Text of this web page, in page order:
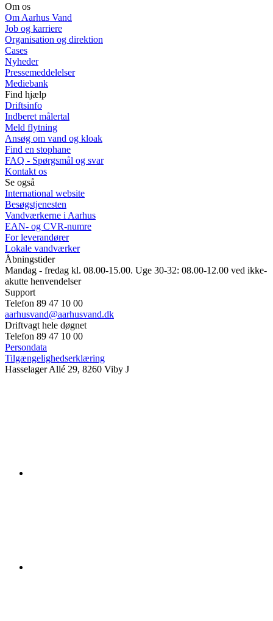
Om os
Om Aarhus Vand
Job og karriere
Organisation og direktion
Cases
Nyheder
Pressemeddelelser
Mediebank
Find hjælp
Driftsinfo
Indberet målertal
Meld flytning
Ansøg om vand og kloak
Find en stophane
FAQ - Spørgsmål og svar
Kontakt os
Se også
International website
Besøgstjenesten
Vandværkerne i Aarhus
EAN- og CVR-numre
For leverandører
Lokale vandværker
Åbningstider
Mandag - fredag kl. 08.00-15.00. Uge 30-32: 08.00-12.00 ved ikke-
akutte henvendelser
Support
Telefon 89 47 10 00
aarhusvand@aarhusvand.dk
Driftvagt hele døgnet
Telefon 89 47 10 00
Persondata
Tilgængelighedserklæring
Hasselager Allé 29, 8260 Viby J